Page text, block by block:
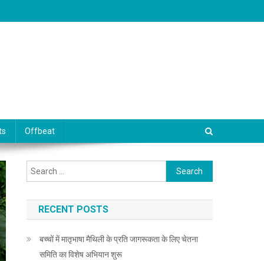
Offbeat
Search for:
RECENT POSTS
बच्चों में मातृभाषा मैथिली के प्रति जागरूकता के लिए चेतना
समिति का विशेष अभियान शुरू